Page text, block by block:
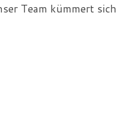
Team kümmert sich